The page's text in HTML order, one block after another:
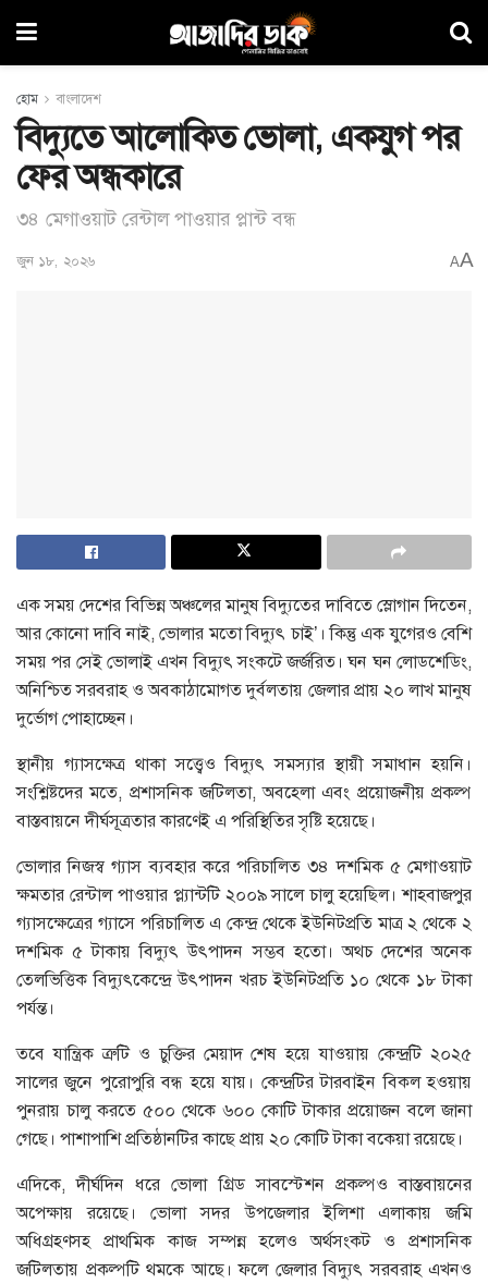
হোম বাংলাদেশ
বিদ্যুতে আলোকিত ভোলা, একযুগ পর
ফের অন্ধকারে
৩৪ মেগাওয়াট রেন্টাল পাওয়ার প্লান্ট বন্ধ
জুন ১৮, ২০২৬ AA
এক সময় দেশের বিভিন্ন অঞ্চলের মানুষ বিদ্যুতের দাবিতে স্লোগান দিতেন,
আর কোনো দাবি নাই, ভোলার মতো বিদ্যুৎ চাই’। কিন্তু এক যুগেরও বেশি
সময় পর সেই ভোলাই এখন বিদ্যুৎ সংকটে জর্জরিত। ঘন ঘন লোডশেডিং,
অনিশ্চিত সরবরাহ ও অবকাঠামোগত দুর্বলতায় জেলার প্রায় ২০ লাখ মানুষ
দুর্ভোগ পোহাচ্ছেন।
স্থানীয় গ্যাসক্ষেত্র থাকা সত্ত্বেও বিদ্যুৎ সমস্যার স্থায়ী সমাধান হয়নি।
সংশ্লিষ্টদের মতে, প্রশাসনিক জটিলতা, অবহেলা এবং প্রয়োজনীয় প্রকল্প
বাস্তবায়নে দীর্ঘসূত্রতার কারণেই এ পরিস্থিতির সৃষ্টি হয়েছে।
ভোলার নিজস্ব গ্যাস ব্যবহার করে পরিচালিত ৩৪ দশমিক ৫ মেগাওয়াট
ক্ষমতার রেন্টাল পাওয়ার প্ল্যান্টটি ২০০৯ সালে চালু হয়েছিল। শাহবাজপুর
গ্যাসক্ষেত্রের গ্যাসে পরিচালিত এ কেন্দ্র থেকে ইউনিটপ্রতি মাত্র ২ থেকে ২
দশমিক ৫ টাকায় বিদ্যুৎ উৎপাদন সম্ভব হতো। অথচ দেশের অনেক
তেলভিত্তিক বিদ্যুৎকেন্দ্রে উৎপাদন খরচ ইউনিটপ্রতি ১০ থেকে ১৮ টাকা
পর্যন্ত।
তবে যান্ত্রিক ত্রুটি ও চুক্তির মেয়াদ শেষ হয়ে যাওয়ায় কেন্দ্রটি ২০২৫
সালের জুনে পুরোপুরি বন্ধ হয়ে যায়। কেন্দ্রটির টারবাইন বিকল হওয়ায়
পুনরায় চালু করতে ৫০০ থেকে ৬০০ কোটি টাকার প্রয়োজন বলে জানা
গেছে। পাশাপাশি প্রতিষ্ঠানটির কাছে প্রায় ২০ কোটি টাকা বকেয়া রয়েছে।
এদিকে, দীর্ঘদিন ধরে ভোলা গ্রিড সাবস্টেশন প্রকল্পও বাস্তবায়নের
অপেক্ষায় রয়েছে। ভোলা সদর উপজেলার ইলিশা এলাকায় জমি
অধিগ্রহণসহ প্রাথমিক কাজ সম্পন্ন হলেও অর্থসংকট ও প্রশাসনিক
জটিলতায় প্রকল্পটি থমকে আছে। ফলে জেলার বিদ্যুৎ সরবরাহ এখনও